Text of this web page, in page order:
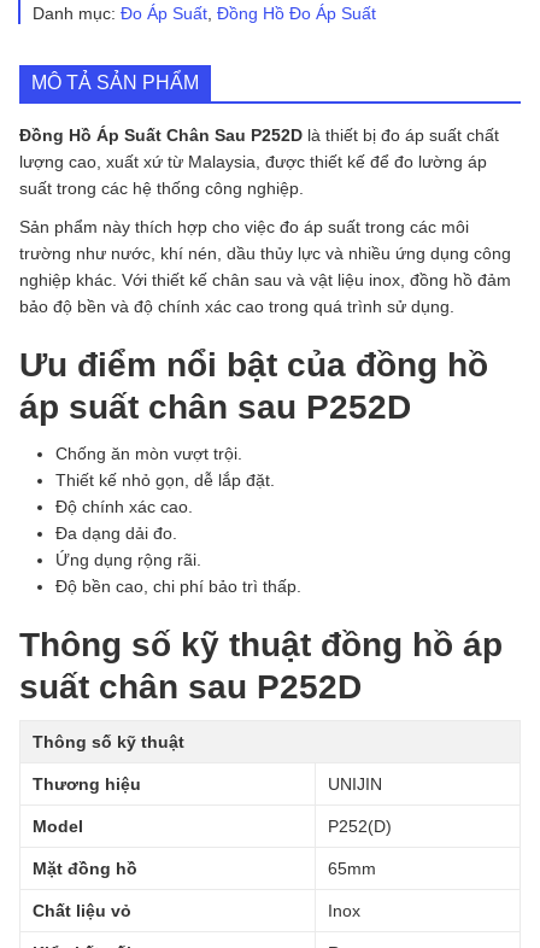
Sau
-
UNIJIN
số
lượng
Danh mục: Đo Áp Suất, Đồng Hồ Đo Áp Suất
MÔ TẢ SẢN PHẨM
Đồng Hồ Áp Suất Chân Sau P252D là thiết bị đo áp suất chất
lượng cao, xuất xứ từ Malaysia, được thiết kế để đo lường áp
suất trong các hệ thống công nghiệp.
Sản phẩm này thích hợp cho việc đo áp suất trong các môi
trường như nước, khí nén, dầu thủy lực và nhiều ứng dụng công
nghiệp khác. Với thiết kế chân sau và vật liệu inox, đồng hồ đảm
bảo độ bền và độ chính xác cao trong quá trình sử dụng.
Ưu điểm nổi bật của đồng hồ
áp suất chân sau P252D
Chống ăn mòn vượt trội.
Thiết kế nhỏ gọn, dễ lắp đặt.
Độ chính xác cao.
Đa dạng dải đo.
Ứng dụng rộng rãi.
Độ bền cao, chi phí bảo trì thấp.
Thông số kỹ thuật đồng hồ áp
suất chân sau P252D
Thông số kỹ thuật
Thương hiệu UNIJIN
Model P252(D)
Mặt đồng hồ 65mm
Chất liệu vỏ Inox